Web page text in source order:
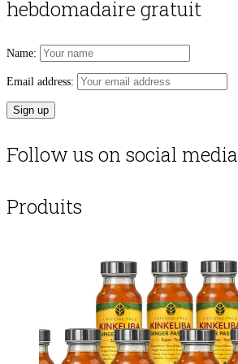
hebdomadaire gratuit
Name:
Email address:
Follow us on social media
Produits